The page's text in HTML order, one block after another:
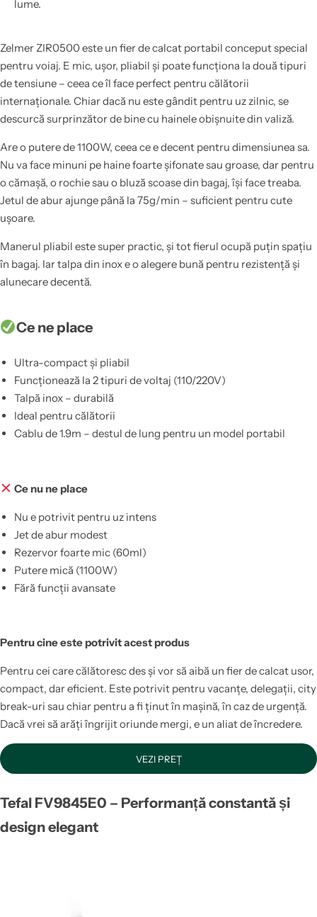
lume.
Zelmer ZIR0500 este un fier de calcat portabil conceput special
pentru voiaj. E mic, ușor, pliabil și poate funcționa la două tipuri
de tensiune – ceea ce îl face perfect pentru călătorii
internaționale. Chiar dacă nu este gândit pentru uz zilnic, se
descurcă surprinzător de bine cu hainele obișnuite din valiză.
Are o putere de 1100W, ceea ce e decent pentru dimensiunea sa.
Nu va face minuni pe haine foarte șifonate sau groase, dar pentru
o cămașă, o rochie sau o bluză scoase din bagaj, își face treaba.
Jetul de abur ajunge până la 75g/min – suficient pentru cute
ușoare.
Manerul pliabil este super practic, și tot fierul ocupă puțin spațiu
în bagaj. Iar talpa din inox e o alegere bună pentru rezistență și
alunecare decentă.
Ce ne place
Ultra-compact și pliabil
Funcționează la 2 tipuri de voltaj (110/220V)
Talpă inox – durabilă
Ideal pentru călătorii
Cablu de 1.9m – destul de lung pentru un model portabil
Ce nu ne place
Nu e potrivit pentru uz intens
Jet de abur modest
Rezervor foarte mic (60ml)
Putere mică (1100W)
Fără funcții avansate
Pentru cine este potrivit acest produs
Pentru cei care călătoresc des și vor să aibă un fier de calcat usor,
compact, dar eficient. Este potrivit pentru vacanțe, delegații, city
break-uri sau chiar pentru a fi ținut în mașină, în caz de urgență.
Dacă vrei să arăți îngrijit oriunde mergi, e un aliat de încredere.
VEZI PREȚ
Tefal FV9845E0 – Performanță constantă și
design elegant